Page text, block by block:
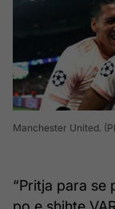
Manchester United.
“Pritja para se